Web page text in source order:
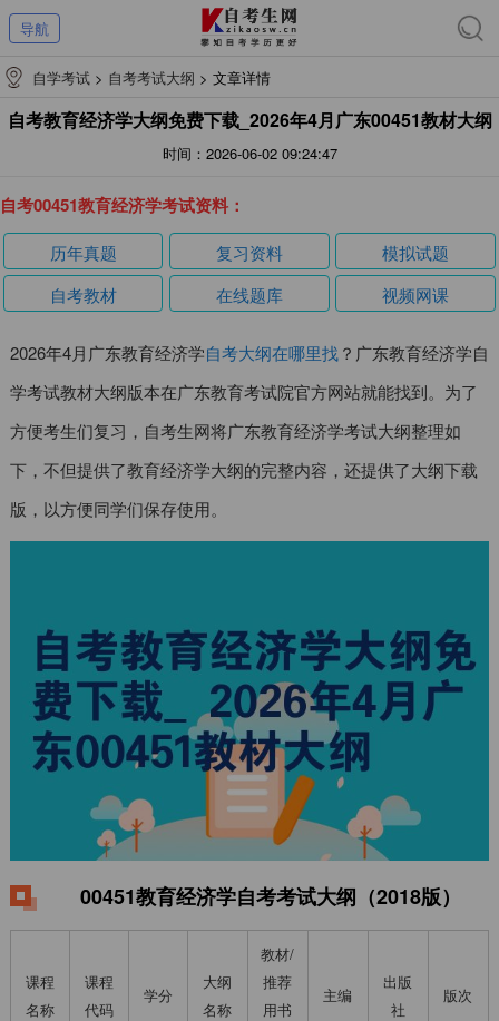
导航
自学考试 > 自考考试大纲 > 文章详情
自考教育经济学大纲免费下载_2026年4月广东00451教材大纲
时间：2026-06-02 09:24:47
自考00451教育经济学考试资料：
历年真题 复习资料
模拟试题
自考教材
在线题库 视频网课
2026年4月广东教育经济学自考大纲在哪里找？广东教育经济学自
学考试教材大纲版本在广东教育考试院官方网站就能找到。为了
方便考生们复习，自考生网将广东教育经济学考试大纲整理如
下，不但提供了教育经济学大纲的完整内容，还提供了大纲下载
版，以方便同学们保存使用。
00451教育经济学自考考试大纲（2018版）
课程
名称
课程
代码
学分
大纲
名称
教材/
推荐
用书
主编
出版
社
版次